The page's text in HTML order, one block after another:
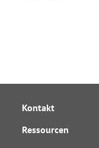
Kontakt
Ressourcen